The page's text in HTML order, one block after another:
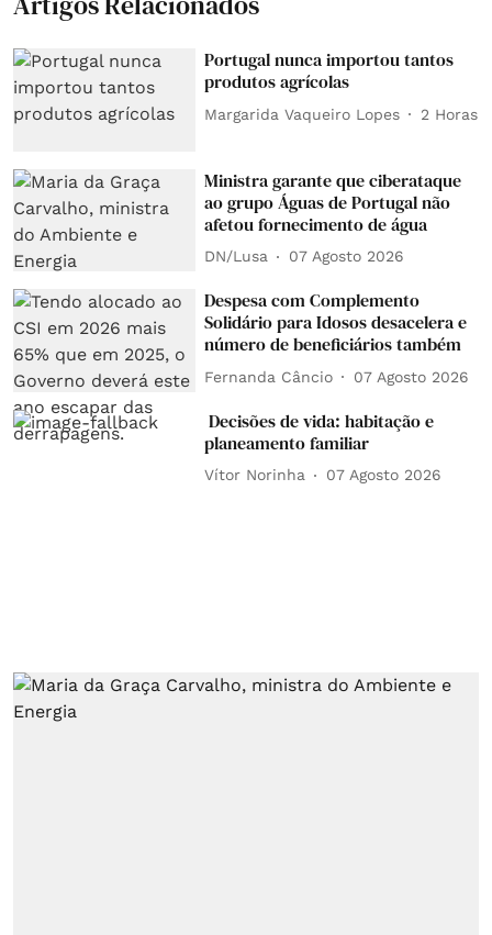
Portugal nunca importou tantos
produtos agrícolas
Margarida Vaqueiro Lopes 2 Horas
Ministra garante que ciberataque
ao grupo Águas de Portugal não
afetou fornecimento de água
DN/Lusa 07 Agosto 2026
Despesa com Complemento
Solidário para Idosos desacelera e
número de beneficiários também
Fernanda Câncio 07 Agosto 2026
Decisões de vida: habitação e
planeamento familiar
Vítor Norinha 07 Agosto 2026